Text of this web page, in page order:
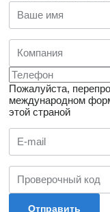
Пожалуйста,
международном
этой страной